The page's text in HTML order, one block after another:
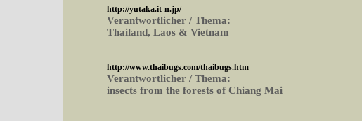
http://yutaka.it-n.jp/
Verantwortlicher / Thema:
Thailand, Laos & Vietnam
http://www.thaibugs.com/thaibugs.htm
Verantwortlicher / Thema:
insects from the forests of Chiang Mai